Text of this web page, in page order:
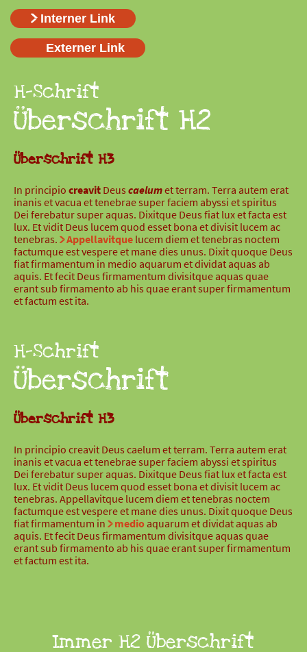
Interner Link
Externer Link
H-Schrift
Überschrift H2
Überschrift H3
In principio creavit Deus caelumet terram. Terra autem erat
inanis et vacua et tenebrae super faciem abyssi et spiritus
Dei ferebatur super aquas. Dixitque Deus fiat lux et facta est
lux. Et vidit Deus lucem quod esset bona et divisit lucem ac
tenebras.
Appellavitque lucem diem et tenebras noctem
factumque est vespere et mane dies unus. Dixit quoque Deus
fiat firmamentum in medio aquarum et dividat aquas ab
aquis. Et fecit Deus firmamentum divisitque aquas quae
erant sub firmamento ab his quae erant super firmamentum
et factum est ita.
H-Schrift
Überschrift
Überschrift H3
In principio creavit Deus caelum et terram. Terra autem erat
inanis et vacua et tenebrae super faciem abyssi et spiritus
Dei ferebatur super aquas. Dixitque Deus fiat lux et facta est
lux. Et vidit Deus lucem quod esset bona et divisit lucem ac
tenebras. Appellavitque lucem diem et tenebras noctem
factumque est vespere et mane dies unus. Dixit quoque Deus
fiat firmamentum in
medio aquarum et dividat aquas ab
aquis. Et fecit Deus firmamentum divisitque aquas quae
erant sub firmamento ab his quae erant super firmamentum
et factum est ita.
Immer H2 Überschrift